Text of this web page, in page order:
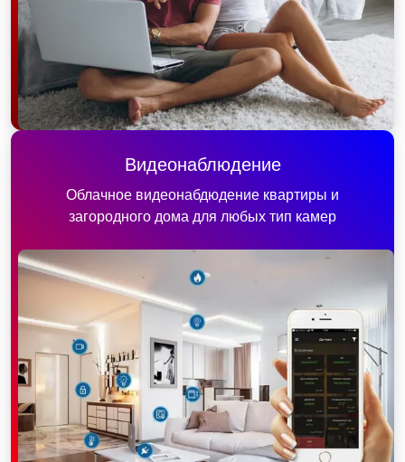
Видеонаблюдение
Облачное видеонабдюдение квартиры и
загородного дома для любых тип камер